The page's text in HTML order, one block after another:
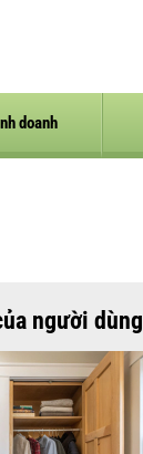
doanh
người dùng